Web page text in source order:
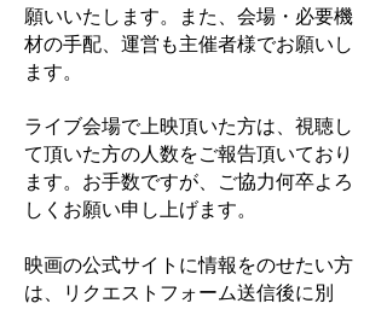
願いいたします。また、会場・必要機
材の手配、運営も主催者様でお願いし
ます。
ライブ会場で上映頂いた方は、視聴し
て頂いた方の人数をご報告頂いており
ます。お手数ですが、ご協力何卒よろ
しくお願い申し上げます。
映画の公式サイトに情報をのせたい方
は、リクエストフォーム送信後に別